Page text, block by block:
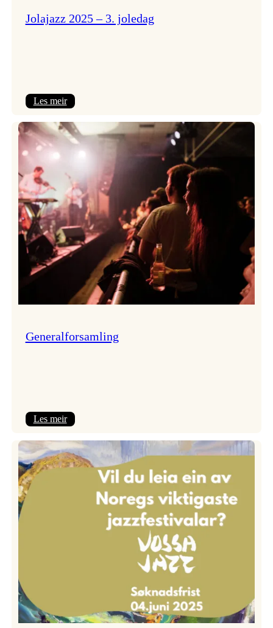
Jolajazz 2025 – 3. joledag
Les meir:
2025
–
joledag
Generalforsamling
Les meir: